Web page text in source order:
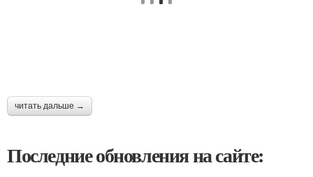
читать дальше →
Последние обновления на сайте: